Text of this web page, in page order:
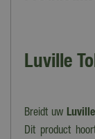
Luville
Breidt uw
Dit product